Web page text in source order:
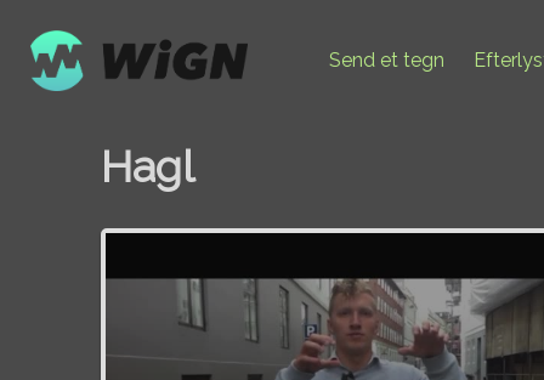
Send et tegn
Hagl